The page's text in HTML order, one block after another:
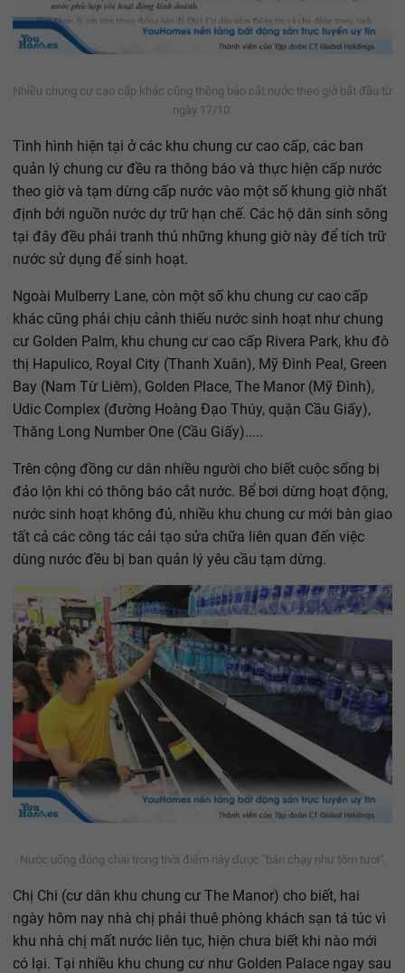
Nhiều chung cư cao cấp khác cũng thông báo cắt nước theo giờ bắt đầu từ
ngày 17/10.
Tình hình hiện tại ở các khu chung cư cao cấp, các ban
quản lý chung cư đều ra thông báo và thực hiện cấp nước
theo giờ và tạm dừng cấp nước vào một số khung giờ nhất
định bởi nguồn nước dự trữ hạn chế. Các hộ dân sinh sông
tại đây đều phải tranh thủ những khung giờ này để tích trữ
nước sử dụng để sinh hoạt.
Ngoài Mulberry Lane, còn một số khu chung cư cao cấp
khác cũng phải chịu cảnh thiếu nước sinh hoạt như chung
cư Golden Palm, khu chung cư cao cấp Rivera Park, khu đô
thị Hapulico, Royal City (Thanh Xuân), Mỹ Đình Peal, Green
Bay (Nam Từ Liêm), Golden Place, The Manor (Mỹ Đình),
Udic Complex (đường Hoàng Đạo Thúy, quận Cầu Giấy),
Thăng Long Number One (Cầu Giấy).....
Trên cộng đồng cư dân nhiều người cho biết cuộc sống bị
đảo lộn khi có thông báo cắt nước. Bể bơi dừng hoạt động,
nước sinh hoạt không đủ, nhiều khu chung cư mới bàn giao
tất cả các công tác cải tạo sửa chữa liên quan đến việc
dùng nước đều bị ban quản lý yêu cầu tạm dừng.
Nước uống đóng chai trong thời điểm này được "bán chạy như tôm tươi".
Chị Chi (cư dân khu chung cư The Manor) cho biết, hai
ngày hôm nay nhà chị phải thuê phòng khách sạn tá túc vì
khu nhà chị mất nước liên tục, hiện chưa biết khi nào mới
có lại. Tại nhiều khu chung cư như Golden Palace ngay sau